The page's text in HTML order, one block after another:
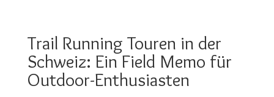
Trail Running Touren in der
Schweiz: Ein Field Memo für
Outdoor-Enthusiasten